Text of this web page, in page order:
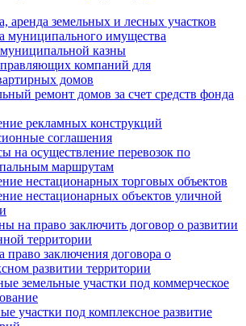
аренда земельных и лесных участков
муниципального имущества
казны
компаний для
домов
ремонт домов за счет средств фонда
рекламных конструкций
соглашения
на осуществление перевозок по
маршрутам
нестационарных торговых объектов
нестационарных объектов уличной
на право заключить договор о развитии
территории
право заключения договора о
развитии территории
земельные участки под коммерческое
участки под комплексное развитие